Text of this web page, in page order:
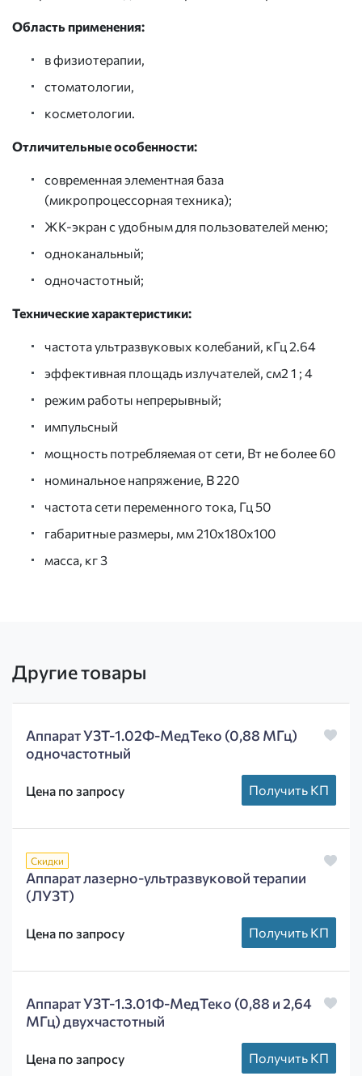
Область применения:
в физиотерапии,
стоматологии,
косметологии.
Отличительные особенности:
современная элементная база
(микропроцессорная техника);
ЖК-экран с удобным для пользователей меню;
одноканальный;
одночастотный;
Технические характеристики:
частота ультразвуковых колебаний, кГц 2.64
эффективная площадь излучателей, см2 1 ; 4
режим работы непрерывный;
импульсный
мощность потребляемая от сети, Вт не более 60
номинальное напряжение, В 220
частота сети переменного тока, Гц 50
габаритные размеры, мм 210х180х100
масса, кг 3
Другие товары
Аппарат УЗТ-1.02Ф-МедТеко (0,88 МГц)
одночастотный
Цена по запросу Получить КП
Скидки
Аппарат лазерно-ультразвуковой терапии
(ЛУЗТ)
Цена по запросу Получить КП
Аппарат УЗТ-1.3.01Ф-МедТеко (0,88 и 2,64
МГц) двухчастотный
Цена по запросу Получить КП